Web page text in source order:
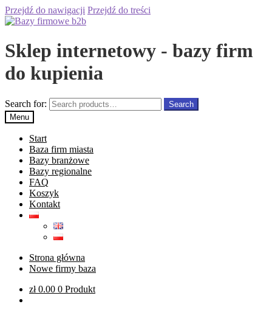
Przejdź do nawigacji Przejdź do treści
Sklep internetowy - bazy firm
do kupienia
Search for:
Search
Menu
Start
Baza firm miasta
Bazy branżowe
Bazy regionalne
FAQ
Koszyk
Kontakt
Strona główna
Nowe firmy baza
zł0.00 0 Produkt